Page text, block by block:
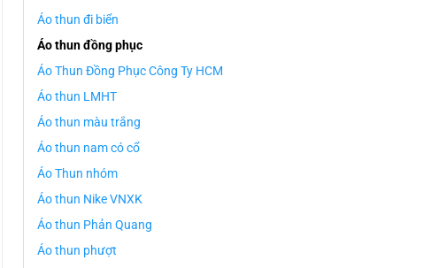
Áo thun đi biển
Áo thun đồng phục
Áo Thun Đồng Phục Công Ty HCM
Áo thun LMHT
Áo thun màu trắng
Áo thun nam có cổ
Áo Thun nhóm
Áo thun Nike VNXK
Áo thun Phản Quang
Áo thun phượt